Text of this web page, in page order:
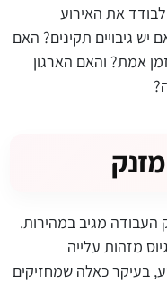
את האירוע
גיבויים תקינים? האם
אמת? והאם הארגון
מגיב במהירות.
מזהות עלייה
בעיקר כאלה שמחזיקים